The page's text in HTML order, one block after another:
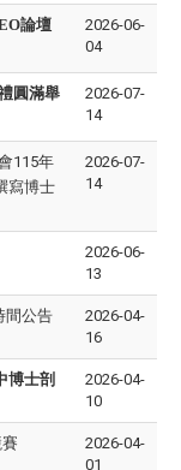
論壇
2026-06-
04
圓滿舉
2026-07-
14
115年
寫博士
2026-07-
14
2026-06-
13
間公告
2026-04-
16
博士剖
2026-04-
10
2026-04-
01